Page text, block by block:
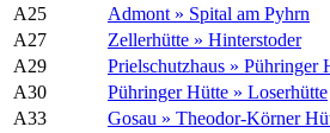
A25
Admont » Spital am Pyhrn
A27
Zellerhütte » Hinterstoder
A29
Prielschutzhaus » Pühringer
A30
Pühringer Hütte » Loserhütte
A33
Gosau » Theodor-Körner